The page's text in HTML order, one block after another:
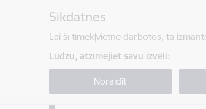
Sīkdatnes
Lai šī tīmekļvietne darbotos, tā
Lūdzu, atzīmējiet savu izvēli:
Noraidīt